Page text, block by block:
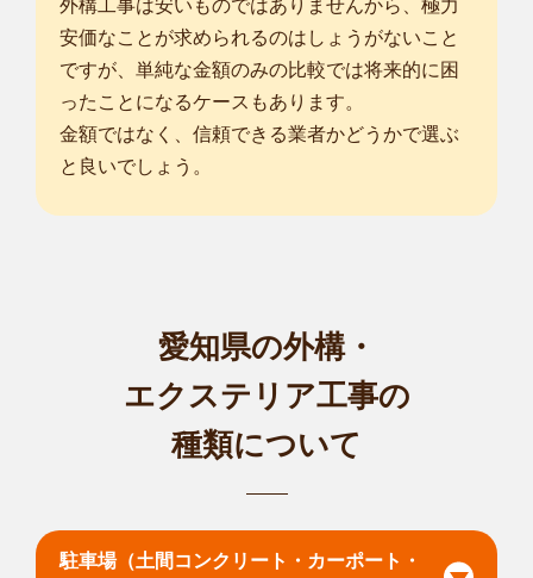
外構工事は安いものではありませんから、極力
安価なことが求められるのはしょうがないこと
ですが、単純な金額のみの比較では将来的に困
ったことになるケースもあります。
金額ではなく、信頼できる業者かどうかで選ぶ
と良いでしょう。
愛知県の外構・
エクステリア工事の
種類について
駐車場（土間コンクリート・カーポート・